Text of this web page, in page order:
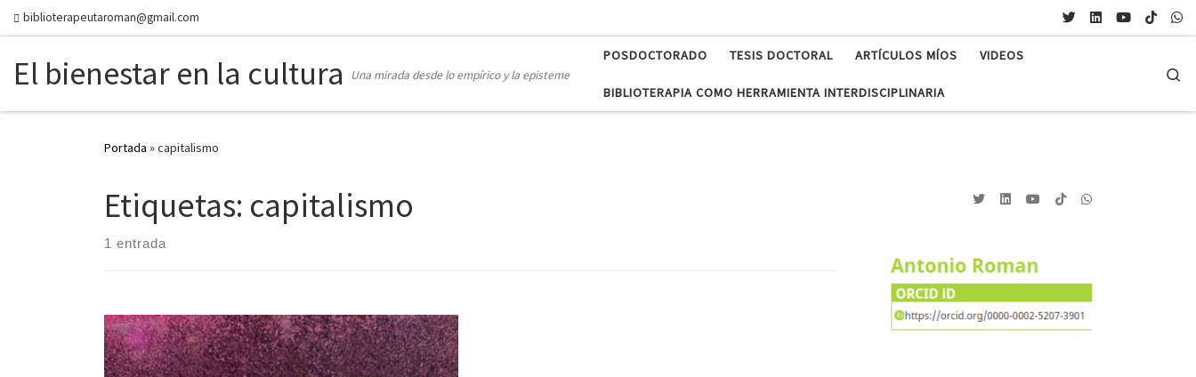
Skip to content
biblioterapeutaroman@gmail.com
El bienestar en la cultura Una mirada desde lo empírico y la episteme
POSDOCTORADO TESIS DOCTORAL ARTÍCULOS MÍOS VIDEOS
BIBLIOTERAPIA COMO HERRAMIENTA INTERDISCIPLINARIA
Portada »capitalismo
Etiquetas: capitalismo
1 entrada